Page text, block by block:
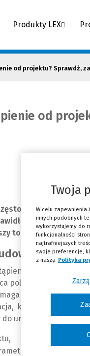
Produkty LEX
od projektu? Sprawdź,
od
pojawia się
tok postępowania.
jest
od projektu
polega na tym, że
uzyskania
którą projektant
urzędu.
Istotne
(np. >5%
Twoja
W celu zapewnienia
innych podobnych
wykorzystujemy do
funkcjonalności
najtrafniejszych
swoje preferencje,
z naszą Polityka